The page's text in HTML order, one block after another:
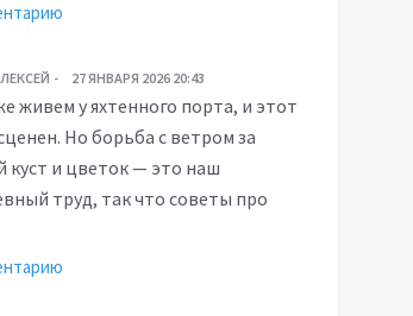
27 ЯНВАРЯ 2026 20:43
живем у яхтенного порта, и этот
Но борьба с ветром за
куст и цветок — это наш
труд, так что советы про